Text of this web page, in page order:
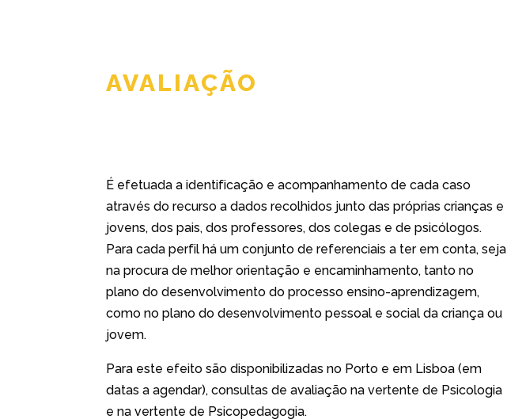
AVALIAÇÃO
É efetuada a identificação e acompanhamento de cada caso
através do recurso a dados recolhidos junto das próprias crianças e
jovens, dos pais, dos professores, dos colegas e de psicólogos.
Para cada perfil há um conjunto de referenciais a ter em conta, seja
na procura de melhor orientação e encaminhamento, tanto no
plano do desenvolvimento do processo ensino-aprendizagem,
como no plano do desenvolvimento pessoal e social da criança ou
jovem.
Para este efeito são disponibilizadas no Porto e em Lisboa (em
datas a agendar), consultas de avaliação na vertente de Psicologia
e na vertente de Psicopedagogia.